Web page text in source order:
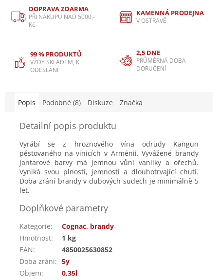
DOPRAVA ZDARMA
PŘI NÁKUPU NAD 5000,-
Kč
KAMENNÁ PRODEJNA
V OSTRAVĚ
99 % PRODUKTŮ
VŽDY SKLADEM, K
ODESLÁNÍ
2,5 DNE
PRŮMĚRNÁ DOBA
DORUČENÍ
Popis Podobné (8) Diskuze Značka
Detailní popis produktu
Vyrábí se z hroznového vína odrůdy Kangun
pěstovaného na vinicích v Arménii.Vyvážené brandy
jantarové barvy má jemnou vůni vanilky a ořechů.
Vyniká svou plností, jemností a dlouhotrvající chutí.
Doba zrání brandy v dubových sudech je minimálně 5
let.
Doplňkové parametry
Kategorie:
Cognac, brandy
Hmotnost:
1 kg
EAN:
4850025630852
Doba zrání: 5y
Objem:
0,35l